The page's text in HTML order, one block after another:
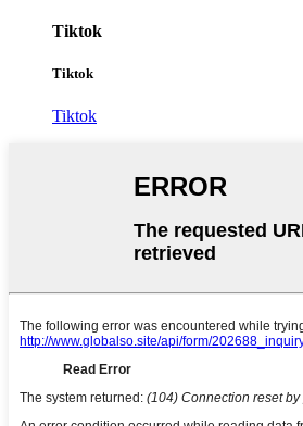
Tiktok
Tiktok
Tiktok